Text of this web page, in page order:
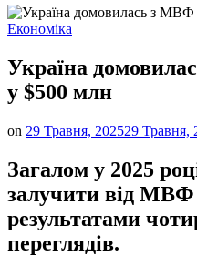
Опублікувати
Економіка
Україна
у $500 млн
on 29 Травня, 202529 Травня,
Загалом у 2025
залучити від МВФ
результатами
переглядів.